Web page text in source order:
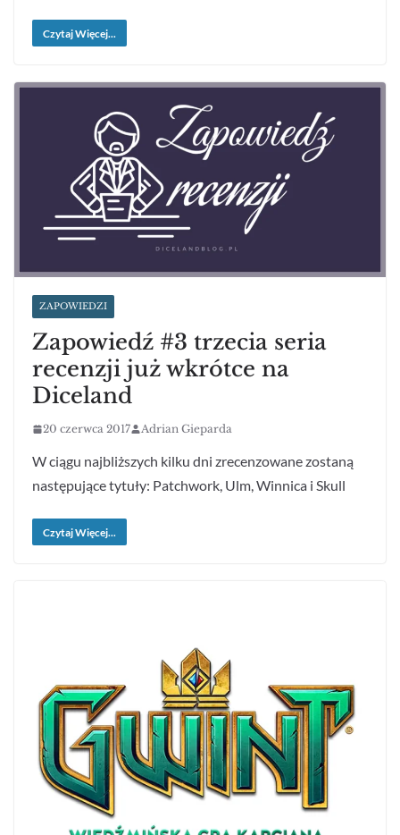
Czytaj Więcej...
ZAPOWIEDZI
Zapowiedź #3 trzecia seria
recenzji już wkrótce na
Diceland
20 czerwca 2017 Adrian Gieparda
W ciągu najbliższych kilku dni zrecenzowane zostaną
następujące tytuły: Patchwork, Ulm, Winnica i Skull
Czytaj Więcej...